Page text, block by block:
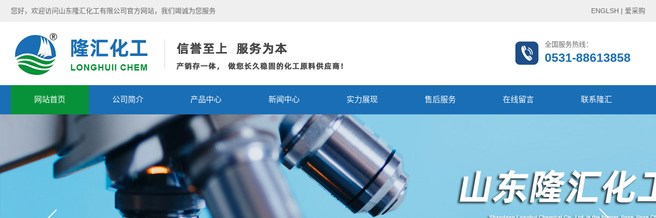
您好，欢迎访问山东隆汇化工有限公司官方网站，我们竭诚为您服务 ENGLSH | 爱采购
全国服务热线：
0531-88613858
网站首页 公司简介 产品中心 新闻中心 实力展现 售后服务 在线留言 联系隆汇